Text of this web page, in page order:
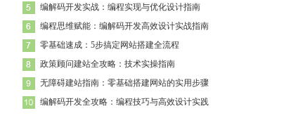
编解码开发实战：编程实现与优化设计指南
编程思维赋能：编解码开发高效设计实战指南
零基础速成：5步搞定网站搭建全流程
政策顾问建站全攻略：技术实操指南
无障碍建站指南：零基础搭建网站的实用步骤
编解码开发全攻略：编程技巧与高效设计实践